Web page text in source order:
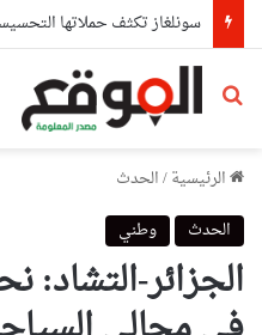
بحث عن
الرئيسية/الحدث
الحدث
وطني
الجزائر-التشاد: